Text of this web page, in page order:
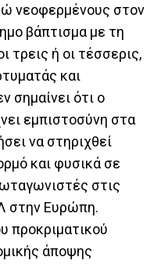
νεοφερμένους στον
βάπτισμα με τη
τρεις ή οι τέσσερις,
και
σημαίνει ότι ο
εμπιστοσύνη στα
να στηριχθεί
και φυσικά σε
στις
στην Ευρώπη.
προκριματικού
άποψης